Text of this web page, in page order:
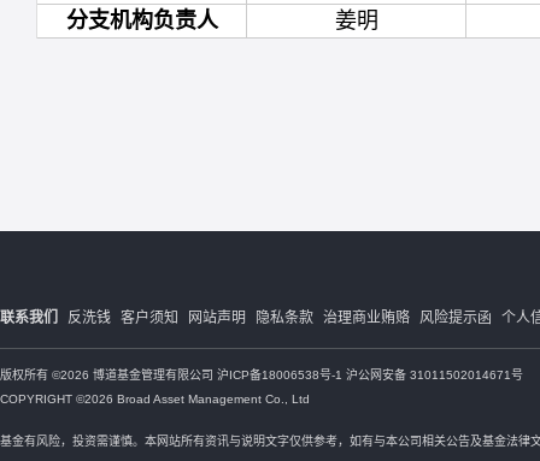
分支机构负责人
姜明
联系我们 反洗钱 客户须知 网站声明 隐私条款 治理商业贿赂 风险提示函 个人
版权所有 ©2026 博道基金管理有限公司 沪ICP备18006538号-1 沪公网安备 31011502014671号
COPYRIGHT ©2026 Broad Asset Management Co., Ltd
基金有风险，投资需谨慎。本网站所有资讯与说明文字仅供参考，如有与本公司相关公告及基金法律